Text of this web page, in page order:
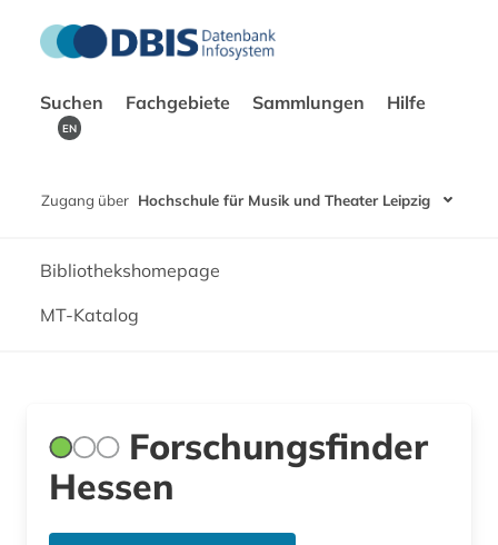
Suchen Fachgebiete Sammlungen Hilfe
EN
Zugang über Hochschule für Musik und Theater Leipzig
Bibliothekshomepage
MT-Katalog
Forschungsfinder
Hessen